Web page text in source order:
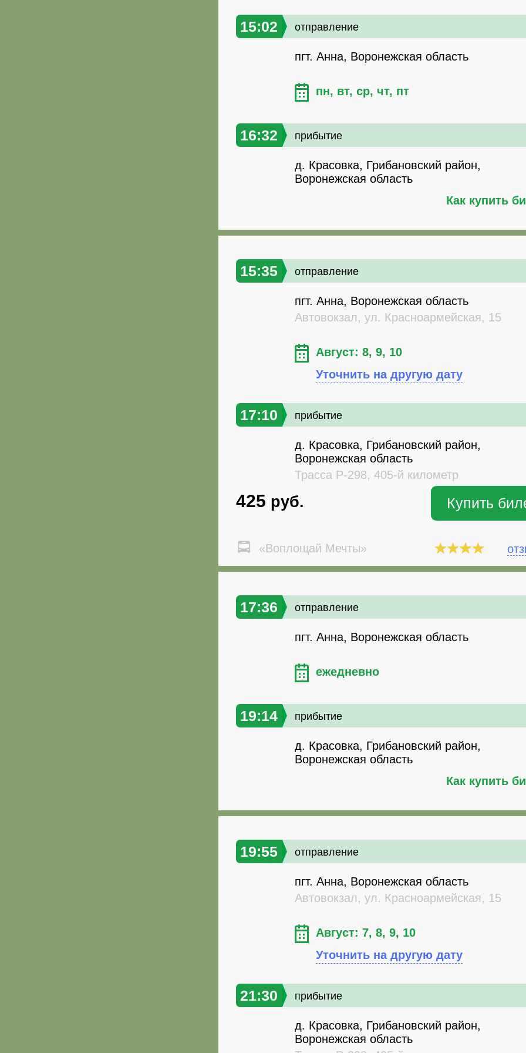
15:02 отправление
пгт. Анна, Воронежская область
пн, вт, ср, чт, пт
16:32 прибытие
д. Красовка, Грибановский район,
Воронежская область
Как купить
15:35 отправление
пгт. Анна, Воронежская область
Автовокзал, ул. Красноармейская, 15
Август: 8, 9, 10
Уточнить на другую дату
17:10 прибытие
д. Красовка, Грибановский район,
Воронежская область
Трасса Р-298, 405-й километр
425 руб. Купить
«Воплощай Мечты»
17:36 отправление
пгт. Анна, Воронежская область
ежедневно
19:14 прибытие
д. Красовка, Грибановский район,
Воронежская область
Как купить
19:55 отправление
пгт. Анна, Воронежская область
Автовокзал, ул. Красноармейская, 15
Август: 7, 8, 9, 10
Уточнить на другую дату
21:30 прибытие
д. Красовка, Грибановский район,
Воронежская область